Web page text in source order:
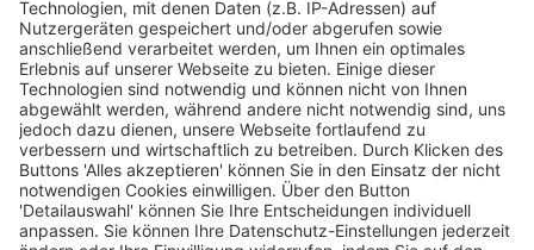
Ein Business-Event von